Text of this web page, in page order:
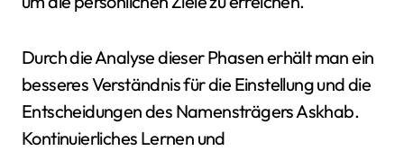
Durch die Analyse dieser Phasen erhält man ein
besseres Verständnis für die Einstellung und die
Entscheidungen des Namensträgers Askhab.
Kontinuierliches Lernen und